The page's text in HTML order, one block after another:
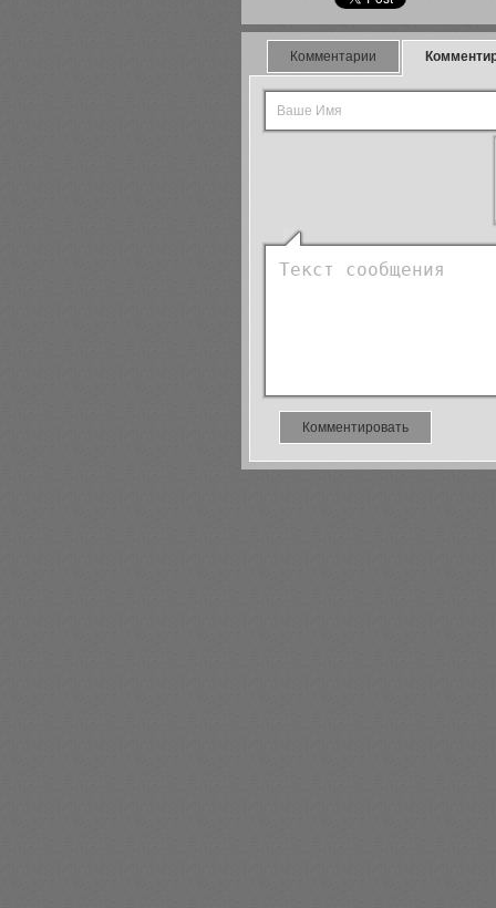
Комментарии
Комментировать